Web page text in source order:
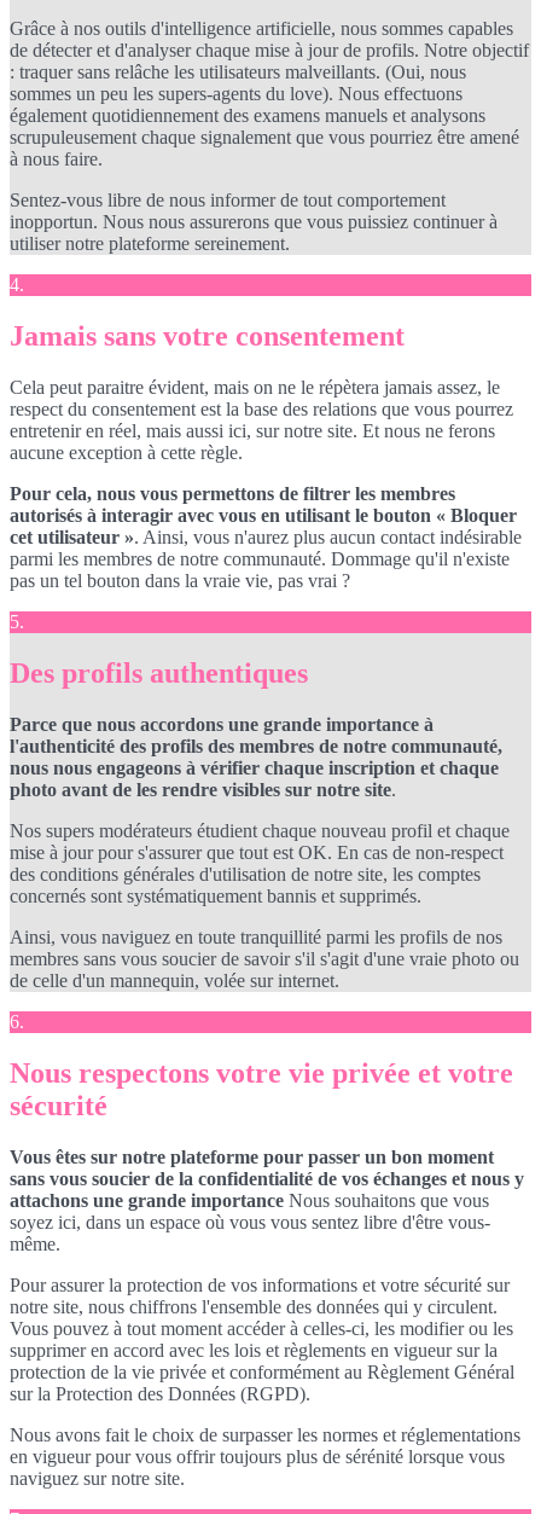
Grâce à nos outils d'intelligence artificielle, nous sommes capables
de détecter et d'analyser chaque mise à jour de profils. Notre objectif
: traquer sans relâche les utilisateurs malveillants. (Oui, nous
sommes un peu les supers-agents du love). Nous effectuons
également quotidiennement des examens manuels et analysons
scrupuleusement chaque signalement que vous pourriez être amené
à nous faire.
Sentez-vous libre de nous informer de tout comportement
inopportun. Nous nous assurerons que vous puissiez continuer à
utiliser notre plateforme sereinement.
4.
Jamais sans votre consentement
Cela peut paraitre évident, mais on ne le répètera jamais assez, le
respect du consentement est la base des relations que vous pourrez
entretenir en réel, mais aussi ici, sur notre site. Et nous ne ferons
aucune exception à cette règle.
Pour cela, nous vous permettons de filtrer les membres
autorisés à interagir avec vous en utilisant le bouton « Bloquer
cet utilisateur ». Ainsi, vous n'aurez plus aucun contact indésirable
parmi les membres de notre communauté. Dommage qu'il n'existe
pas un tel bouton dans la vraie vie, pas vrai ?
5.
Des profils authentiques
Parce que nous accordons une grande importance à
l'authenticité des profils des membres de notre communauté,
nous nous engageons à vérifier chaque inscription et chaque
photo avant de les rendre visibles sur notre site.
Nos supers modérateurs étudient chaque nouveau profil et chaque
mise à jour pour s'assurer que tout est OK. En cas de non-respect
des conditions générales d'utilisation de notre site, les comptes
concernés sont systématiquement bannis et supprimés.
Ainsi, vous naviguez en toute tranquillité parmi les profils de nos
membres sans vous soucier de savoir s'il s'agit d'une vraie photo ou
de celle d'un mannequin, volée sur internet.
6.
Nous respectons votre vie privée et votre
sécurité
Vous êtes sur notre plateforme pour passer un bon moment
sans vous soucier de la confidentialité de vos échanges et nous y
attachons une grande importance Nous souhaitons que vous
soyez ici, dans un espace où vous vous sentez libre d'être vous-
même.
Pour assurer la protection de vos informations et votre sécurité sur
notre site, nous chiffrons l'ensemble des données qui y circulent.
Vous pouvez à tout moment accéder à celles-ci, les modifier ou les
supprimer en accord avec les lois et règlements en vigueur sur la
protection de la vie privée et conformément au Règlement Général
sur la Protection des Données (RGPD).
Nous avons fait le choix de surpasser les normes et réglementations
en vigueur pour vous offrir toujours plus de sérénité lorsque vous
naviguez sur notre site.